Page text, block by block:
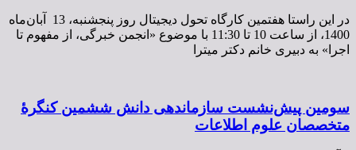
در این راستا هفتمین کارگاه تحول دیجیتال روز پنجشنبه، 13 آبان‌ماه
1400، از ساعت 10 تا 11:30 با موضوع «انجمن خبرگی، از مفهوم تا
اجرا» به دبیری خانم دکتر میترا
سومین پیش‌نشست سازماندهی دانش ششمین کنگرۀ
متخصصان علوم اطلاعات